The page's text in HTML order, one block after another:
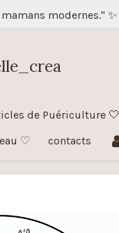
modernes." ✨
de Puériculture 🤍
♡ contacts